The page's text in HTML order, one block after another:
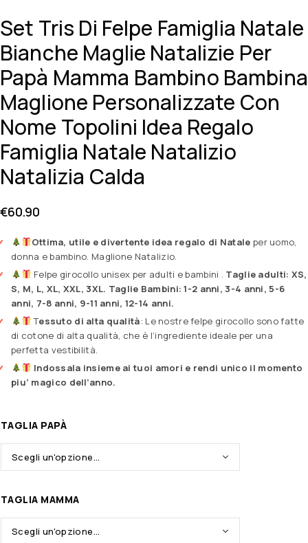
Set Tris Di Felpe Famiglia Natale
Bianche Maglie Natalizie Per
Papà Mamma Bambino Bambina
Maglione Personalizzate Con
Nome Topolini Idea Regalo
Famiglia Natale Natalizio
Natalizia Calda
€60.90
Ottima, utile e divertente idea regalo di Natale per uomo,
donna e bambino. Maglione Natalizio.
Felpe girocollo unisex per adulti e bambini . Taglie adulti: XS,
S, M, L, XL, XXL, 3XL. Taglie Bambini: 1-2 anni, 3-4 anni, 5-6
anni, 7-8 anni, 9-11 anni, 12-14 anni.
Tessuto di alta qualità: Le nostre felpe girocollo sono fatte
di cotone di alta qualità, che è l’ingrediente ideale per una
perfetta vestibilità.
Indossala insieme ai tuoi amori e rendi unico il momento
piu’ magico dell’anno.
TAGLIA PAPÀ
TAGLIA MAMMA